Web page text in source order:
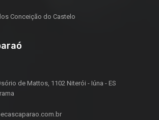
Conceição do Castelo
de Mattos, 1102 Niterói - Iúna - ES